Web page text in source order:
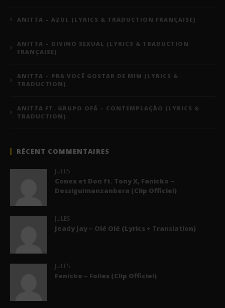
ANITTA – AZUL (LYRICS & TRADUCTION FRANÇAISE)
ANITTA – DIVINO SEXUAL (LYRICS & TRADUCTION
FRANÇAISE)
ANITTA – PRA VOCÊ GOSTAR DE MIM (LYRICS &
TRADUCTION)
ANITTA FT. GRUPO OFÁ – CONTEMPLAÇÃO (LYRICS &
TRADUCTION)
RÉCENT COMMENTAIRES
JULES
Conex et Don ft. Tony X, Fanicko –
Dessiguimanzanbera (Clip Officiel)
JULES
Jeady Jay – Olé Olé (Lyrics + Translation)
JULES
Fanicko – Folies (Clip Officiel)